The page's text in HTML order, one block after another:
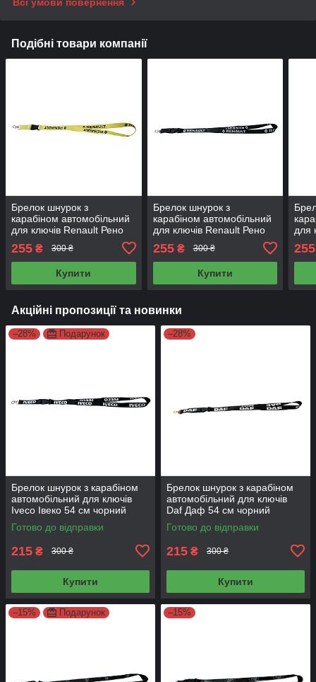
Всі умови повернення
Подібні товари компанії
Брелок шнурок з
карабіном автомобільний
для ключів Renault Рено
255 ₴ 300 ₴
Купити
Брелок шнурок з
карабіном автомобільний
для ключів Renault Рено
255₴ 300 ₴
Купити
для
255
Акційні пропозиції та новинки
–28% Подарунок
Брелок шнурок з карабіном
автомобільний для ключів
Iveco Івеко 54 см чорний
Готово до відправки
215 ₴ 300 ₴
Купити
–28%
Брелок шнурок з карабіном
автомобільний для ключів
Daf Даф 54 см чорний
Готово до відправки
215 ₴ 300 ₴
Купити
–15% Подарунок –15%